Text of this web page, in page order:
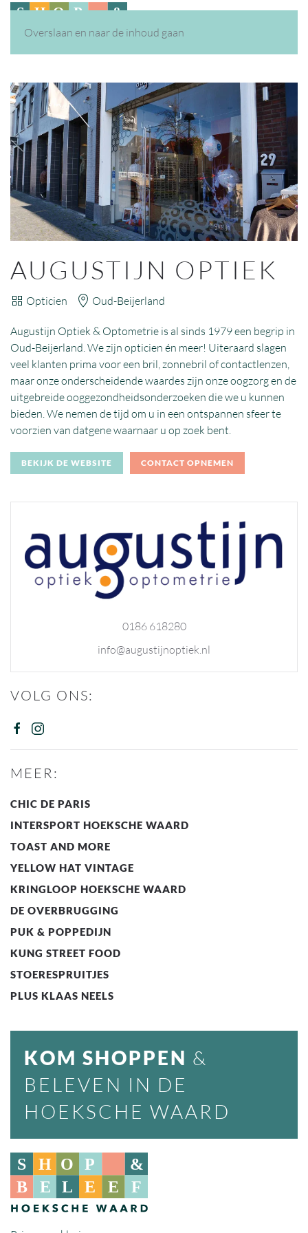
Overslaan en naar de inhoud gaan
AUGUSTIJN OPTIEK
Opticien Oud-Beijerland
Augustijn Optiek & Optometrie is al sinds 1979 een begrip in
Oud-Beijerland. We zijn opticien én meer! Uiteraard slagen
veel klanten prima voor een bril, zonnebril of contactlenzen,
maar onze onderscheidende waardes zijn onze oogzorg en de
uitgebreide ooggezondheidsonderzoeken die we u kunnen
bieden. We nemen de tijd om u in een ontspannen sfeer te
voorzien van datgene waarnaar u op zoek bent.
BEKIJK DE WEBSITE CONTACT OPNEMEN
0186 618280
info@augustijnoptiek.nl
VOLG ONS:
MEER:
CHIC DE PARIS
INTERSPORT HOEKSCHE WAARD
TOAST AND MORE
YELLOW HAT VINTAGE
KRINGLOOP HOEKSCHE WAARD
DE OVERBRUGGING
PUK & POPPEDIJN
KUNG STREET FOOD
STOERESPRUITJES
PLUS KLAAS NEELS
KOM SHOPPEN &
BELEVEN IN DE
HOEKSCHE WAARD